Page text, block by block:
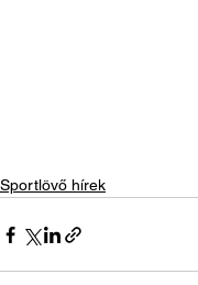
Sportlövő hírek